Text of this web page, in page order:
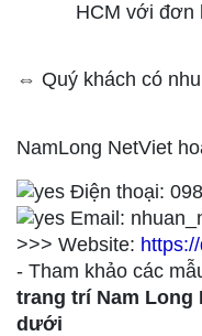
HCM với đơn
⇔ Quý khách có
NamLong NetViet
Điện thoại:
Email:
>>> Website:
- Tham khảo các
trang trí Nam Long
dưới